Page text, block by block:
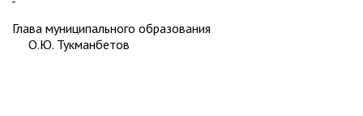
Глава муниципального образования
О.Ю. Тукманбетов